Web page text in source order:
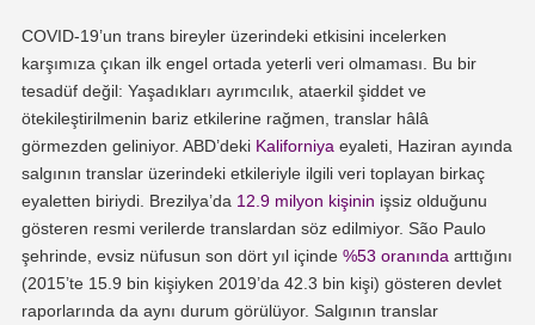
COVID-19’un trans bireyler üzerindeki etkisini incelerken
karşımıza çıkan ilk engel ortada yeterli veri olmaması. Bu bir
tesadüf değil: Yaşadıkları ayrımcılık, ataerkil şiddet ve
ötekileştirilmenin bariz etkilerine rağmen, translar hâlâ
görmezden geliniyor. ABD’deki Kaliforniyaeyaleti, Haziran ayında
salgının translar üzerindeki etkileriyle ilgili veri toplayan birkaç
eyaletten biriydi. Brezilya’da 12.9 milyon kişinin işsiz olduğunu
gösteren resmi verilerde translardan söz edilmiyor. São Paulo
şehrinde, evsiz nüfusun son dört yıl içinde %53 oranındaarttığını
(2015’te 15.9 bin kişiyken 2019’da 42.3 bin kişi) gösteren devlet
raporlarında da aynı durum görülüyor. Salgının translar